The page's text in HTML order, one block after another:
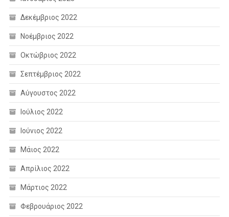
Δεκέμβριος 2022
Νοέμβριος 2022
Οκτώβριος 2022
Σεπτέμβριος 2022
Αύγουστος 2022
Ιούλιος 2022
Ιούνιος 2022
Μάιος 2022
Απρίλιος 2022
Μάρτιος 2022
Φεβρουάριος 2022